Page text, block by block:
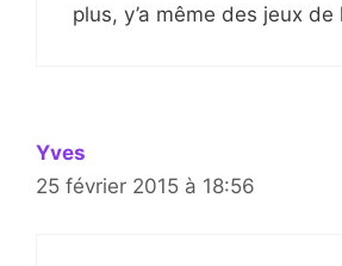
plus, y’a même des jeux de
Yves
25 février 2015 à 18:56